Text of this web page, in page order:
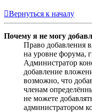
Вернуться к началу
Почему я не могу
Право добавления
на уровне форума,
Администратор
добавление
возможно, что
членам
не можете
администратором